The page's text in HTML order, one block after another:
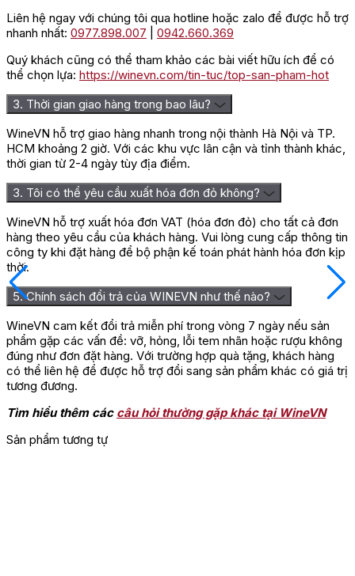
Liên hệ ngay với chúng tôi qua hotline hoặc zalo để được hỗ trợ
nhanh nhất: 0977.898.007
0942.660.369
Quý khách cũng có thể tham khảo các bài viết hữu ích để có
thể chọn lựa: https://winevn.com/tin-tuc/top-san-pham-hot
3. Thời gian giao hàng trong bao lâu?
WineVN hỗ trợ giao hàng nhanh trong nội thành Hà Nội và TP.
HCM khoảng 2 giờ. Với các khu vực lân cận và tỉnh thành khác,
thời gian từ 2-4 ngày tùy địa điểm.
3. Tôi có thể yêu cầu xuất hóa đơn đỏ không?
WineVN hỗ trợ xuất hóa đơn VAT (hóa đơn đỏ) cho tất cả đơn
hàng theo yêu cầu của khách hàng. Vui lòng cung cấp thông tin
công ty khi đặt hàng để bộ phận kế toán phát hành hóa đơn kịp
thời.
5. Chính sách đổi trả của WINEVN như thế nào?
WineVN cam kết đổi trả miễn phí trong vòng 7 ngày nếu sản
phẩm gặp các vấn đề: vỡ, hỏng, lỗi tem nhãn hoặc rượu không
đúng như đơn đặt hàng. Với trường hợp quà tặng, khách hàng
có thể liên hệ để được hỗ trợ đổi sang sản phẩm khác có giá trị
tương đương.
Tìm hiểu thêm các câu hỏi thường gặp khác tại WineVN
Sản phẩm tương tự